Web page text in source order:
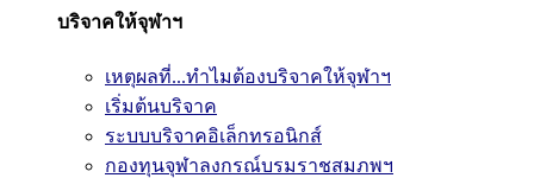
บริจาคให้จุฬาฯ
เหตุผลที่...ทำไมต้องบริจาคให้จุฬาฯ
เริ่มต้นบริจาค
ระบบบริจาคอิเล็กทรอนิกส์
กองทุนจุฬาลงกรณ์บรมราชสมภพฯ